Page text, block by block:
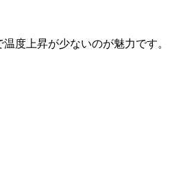
度上昇が少ないのが魅力です。